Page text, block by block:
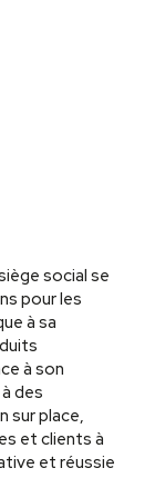
social se
pour les
à sa
à son
des
sur place,
et clients à
et réussie